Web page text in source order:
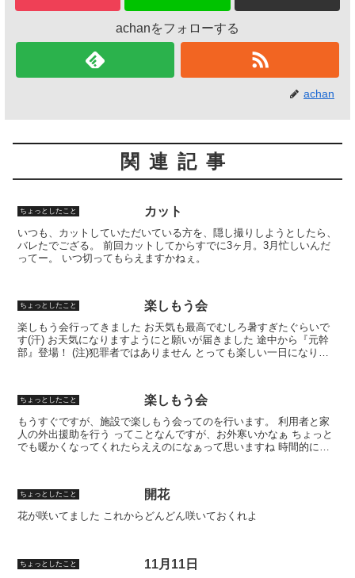
achanをフォローする
achan
関連記事
ちょっとしたこと カット
いつも、カットしていただいている方を、隠し撮りしようとしたら、
バレたでござる。 前回カットしてからすでに3ヶ月。3月忙しいんだ
ってー。 いつ切ってもらえますかねぇ。
ちょっとしたこと 楽しもう会
楽しもう会行ってきました お天気も最高でむしろ暑すぎたぐらいで
す(汗) お天気になりますようにと願いが届きました 途中から『元幹
部』登場！ (注)犯罪者ではありません とっても楽しい一日になりま
ちょっとしたこと 楽しもう会
もうすぐですが、施設で楽しもう会ってのを行います。 利用者と家
人の外出援助を行う ってことなんですが、お外寒いかなぁ ちょっと
でも暖かくなってくれたらええのになぁって思いますね 時間的には
ちょっとしたこと 開花
花が咲いてました これからどんどん咲いておくれよ
ちょっとしたこと 11月11日